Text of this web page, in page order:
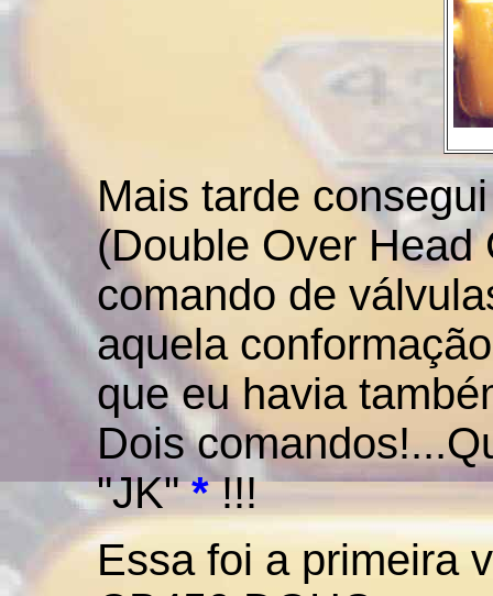
Mais tarde
(Double Over Head
comando de
aquela
que eu havia
Dois
"JK"*!!!
Essa foi a primeira